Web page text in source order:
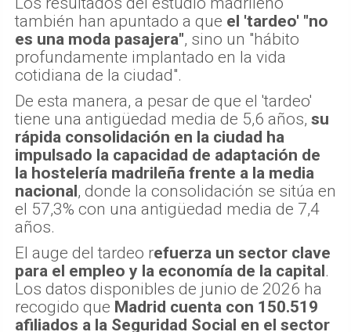
también han apuntado a que el 'tardeo' "no
es una moda pasajera", sino un "hábito
profundamente implantado en la vida
cotidiana de la ciudad".
De esta manera, a pesar de que el 'tardeo'
tiene una antigüedad media de 5,6 años, su
rápida consolidación en la ciudad ha
impulsado la capacidad de adaptación de
la hostelería madrileña frente a la media
nacional, donde la consolidación se sitúa en
el 57,3% con una antigüedad media de 7,4
años.
El auge del tardeo refuerza un sector clave
para el empleo y la economía de la capital.
Los datos disponibles de junio de 2026 ha
recogido que Madrid cuenta con 150.519
afiliados a la Seguridad Social en el sector